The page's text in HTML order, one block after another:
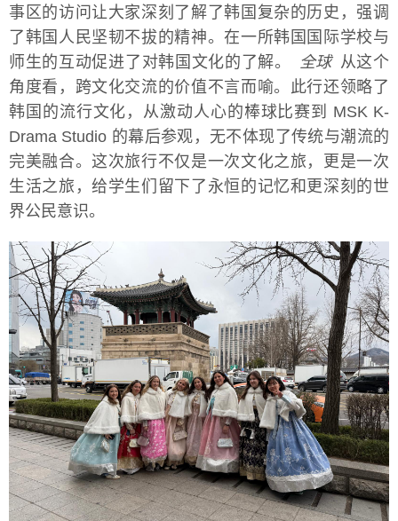
事区的访问让大家深刻了解了韩国复杂的历史，强调
了韩国人民坚韧不拔的精神。在一所韩国国际学校与
师生的互动促进了对韩国文化的了解。
全球 从这个
角度看，跨文化交流的价值不言而喻。此行还领略了
韩国的流行文化，从激动人心的棒球比赛到 MSK K-
Drama Studio 的幕后参观，无不体现了传统与潮流的
完美融合。这次旅行不仅是一次文化之旅，更是一次
生活之旅，给学生们留下了永恒的记忆和更深刻的世
界公民意识。